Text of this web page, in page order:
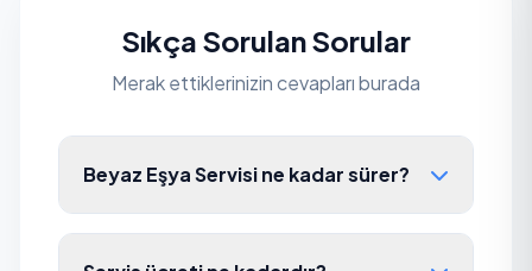
Sıkça Sorulan Sorular
Merak ettiklerinizin cevapları burada
Beyaz Eşya Servisi ne kadar sürer?